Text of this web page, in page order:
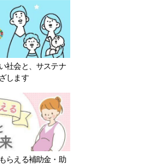
社会と、サステナ
します
らえる補助金・助